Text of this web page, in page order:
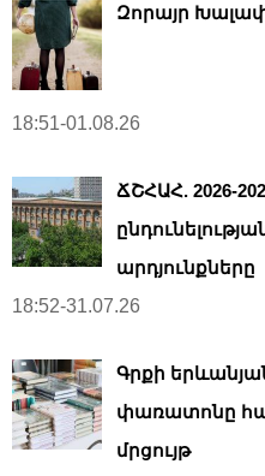
Զորայր
18:51-01.08.26
ՃՇՀԱՀ. 2026-
արդյունքները
18:52-31.07.26
Գրքի
փառատոնը
մրցույթ